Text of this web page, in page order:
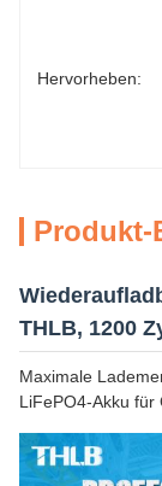
Hervorheben:
Produkt-
THLB, 1200
Maximale
LiFePO4-Akku für